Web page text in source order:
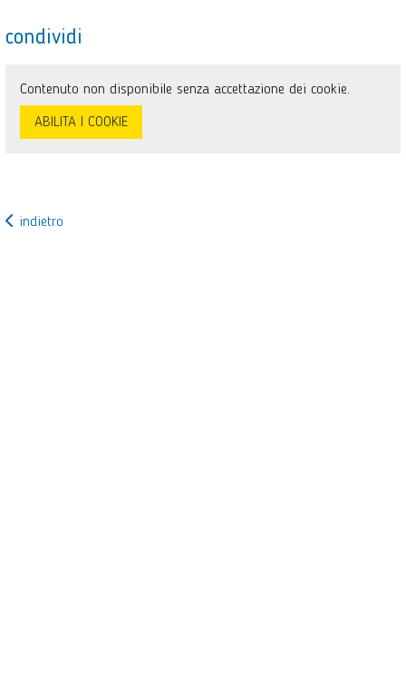
condividi
Contenuto non disponibile senza accettazione dei cookie.
ABILITA I COOKIE
indietro